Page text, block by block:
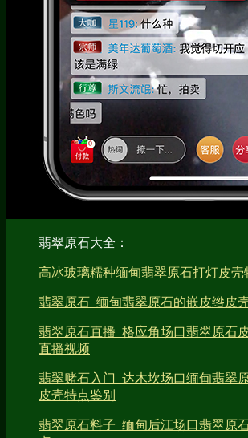
翡翠原石大全：
高冰玻璃糯种缅甸翡翠原石打灯皮壳
翡翠原石_缅甸翡翠原石的嵌皮绺皮
翡翠原石直播_格应角场口翡翠原石
直播视频
翡翠赌石入门_达木坎场口缅甸翡翠
皮壳特点鉴别
翡翠原石料子_缅甸后江场口翡翠原